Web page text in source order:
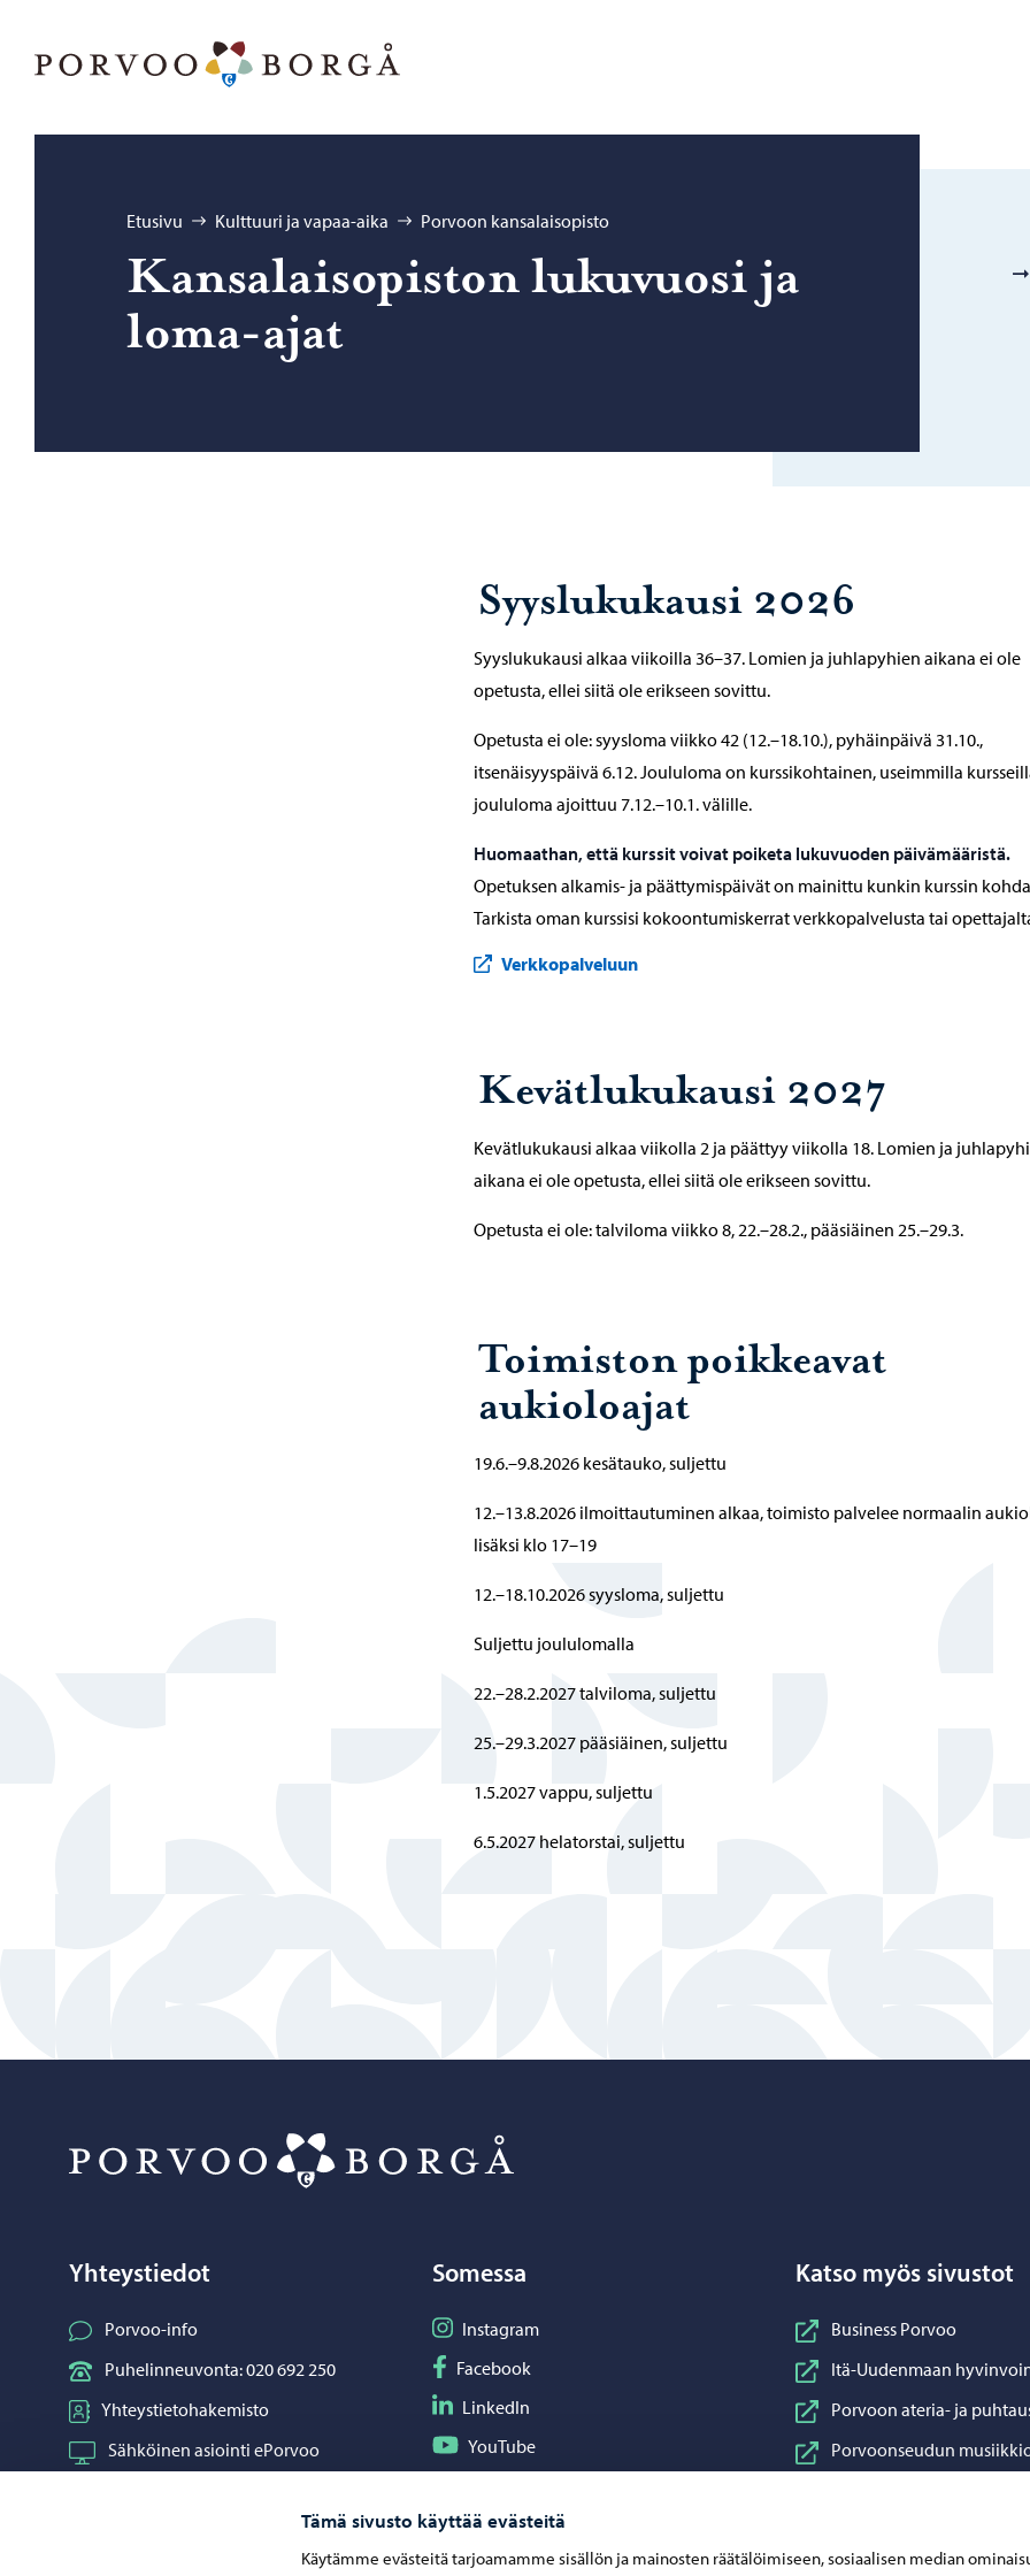
Tämä sivusto käyttää evästeitä
Käytämme evästeitä tarjoamamme sisällön ja mainosten räätälöimiseen, sosiaalisen median
Selaa:
Etusivu Kulttuuri ja vapaa-aika Porvoon kansalaisopisto
Kan­sa­lais­opis­ton lu­ku­vuo­si ja
loma-​ajat
Syyslukukausi 2026
Syyslukukausi alkaa viikoilla 36–37. Lomien ja juhlapyhien aikana ei ole
opetusta, ellei siitä ole erikseen sovittu.
Opetusta ei ole: syysloma viikko 42 (12.–18.10.), pyhäinpäivä 31.10.,
itsenäisyyspäivä 6.12. Joululoma on kurssikohtainen, useimmilla
joululoma ajoittuu 7.12.–10.1. välille.
Huomaathan, että kurssit voivat poiketa lukuvuoden päivämääristä.
Opetuksen alkamis- ja päättymispäivät on mainittu kunkin kurssin
Tarkista oman kurssisi kokoontumiskerrat verkkopalvelusta tai
Verkkopalveluun
Kevätlukukausi 2027
Kevätlukukausi alkaa viikolla 2 ja päättyy viikolla 18. Lomien ja
aikana ei ole opetusta, ellei siitä ole erikseen sovittu.
Opetusta ei ole: talviloma viikko 8, 22.–28.2., pääsiäinen 25.–29.3.
Toimiston poikkeavat
aukioloajat
19.6.–9.8.2026 kesätauko, suljettu
12.–13.8.2026 ilmoittautuminen alkaa, toimisto palvelee normaalin
lisäksi klo 17–19
12.–18.10.2026 syysloma, suljettu
Suljettu joululomalla
22.–28.2.2027 talviloma, suljettu
25.–29.3.2027 pääsiäinen, suljettu
1.5.2027 vappu, suljettu
6.5.2027 helatorstai, suljettu
Yhteystiedot
Porvoo-info
Puhelinneuvonta: 020 692 250
Yhteystietohakemisto
Sähköinen asiointi ePorvoo
Somessa
Seuraa Instagram
Instagram
Seuraa Facebook
Facebook
Seuraa LinkedIn
LinkedIn
Seuraa YouTube
YouTube
Katso myös sivustot
Business Porvoo
Itä-Uudenmaan
Porvoon ateria- ja
Porvoonseudun
Taidetehdas